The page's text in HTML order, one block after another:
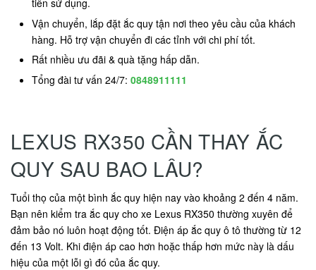
tiên sử dụng.
Vận chuyển, lắp đặt ắc quy tận nơi theo yêu cầu của khách
hàng. Hỗ trợ vận chuyển đi các tỉnh với chi phí tốt.
Rất nhiều ưu đãi & quà tặng hấp dẫn.
Tổng đài tư vấn 24/7: 0848911111
LEXUS RX350 CẦN THAY ẮC
QUY SAU BAO LÂU?
Tuổi thọ của một bình ắc quy hiện nay vào khoảng 2 đến 4 năm.
Bạn nên kiểm tra ắc quy cho xe Lexus RX350 thường xuyên để
đảm bảo nó luôn hoạt động tốt. Điện áp ắc quy ô tô thường từ 12
đến 13 Volt. Khi điện áp cao hơn hoặc thấp hơn mức này là dấu
hiệu của một lỗi gì đó của ắc quy.